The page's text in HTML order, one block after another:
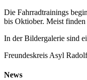
Die Fahrradtrainings
bis Oktiober. Meist finden
In der Bildergalerie sind
Freundeskreis Asyl
News